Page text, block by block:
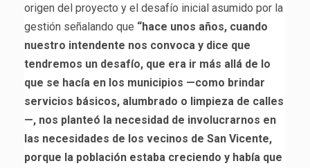
origen del proyecto y el desafío inicial asumido por la
gestión señalando que “hace unos años, cuando
nuestro intendente nos convoca y dice que
tendremos un desafío, que era ir más allá de lo
que se hacía en los municipios —como brindar
servicios básicos, alumbrado o limpieza de calles
—, nos planteó la necesidad de involucrarnos en
las necesidades de los vecinos de San Vicente,
porque la población estaba creciendo y había que